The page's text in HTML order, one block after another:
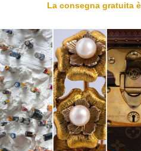
La consegna gratuita